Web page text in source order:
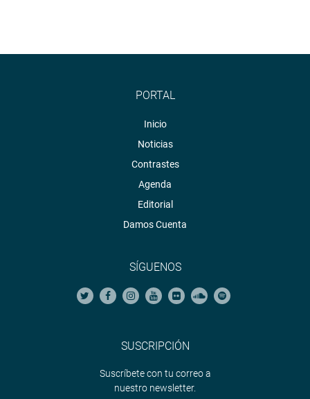
PORTAL
Inicio
Noticias
Contrastes
Agenda
Editorial
Damos Cuenta
SÍGUENOS
SUSCRIPCIÓN
Suscríbete con tu correo a
nuestro newsletter.